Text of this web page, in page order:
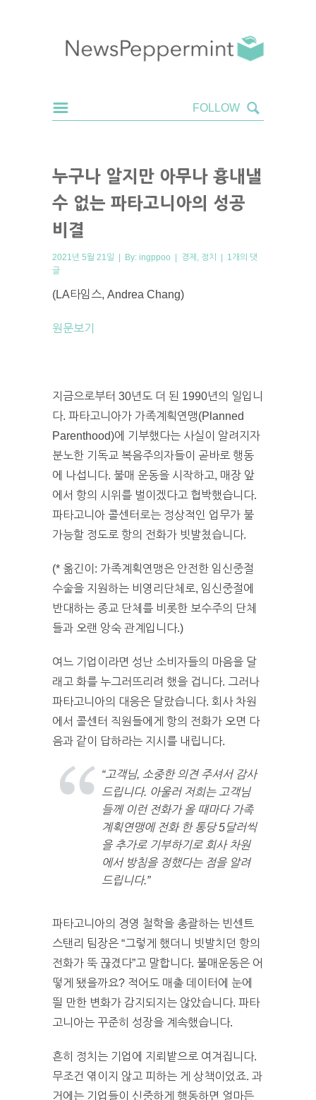
누구나 알지만 아무나 흉내낼
수 없는 파타고니아의 성공
비결
2021년 5월 21일 | By: ingppoo | 경제 정치 | 1개의 댓
글
(LA타임스, Andrea Chang)
원문보기
지금으로부터 30년도 더 된 1990년의 일입니
다. 파타고니아가 가족계획연맹(Planned
Parenthood)에 기부했다는 사실이 알려지자
분노한 기독교 복음주의자들이 곧바로 행동
에 나섭니다. 불매 운동을 시작하고, 매장 앞
에서 항의 시위를 벌이겠다고 협박했습니다.
파타고니아 콜센터로는 정상적인 업무가 불
가능할 정도로 항의 전화가 빗발쳤습니다.
(* 옮긴이: 가족계획연맹은 안전한 임신중절
수술을 지원하는 비영리단체로, 임신중절에
반대하는 종교 단체를 비롯한 보수주의 단체
들과 오랜 앙숙 관계입니다.)
여느 기업이라면 성난 소비자들의 마음을 달
래고 화를 누그러뜨리려 했을 겁니다. 그러나
파타고니아의 대응은 달랐습니다. 회사 차원
에서 콜센터 직원들에게 항의 전화가 오면 다
음과 같이 답하라는 지시를 내립니다.
“고객님, 소중한 의견 주셔서 감사
드립니다. 아울러 저희는 고객님
들께 이런 전화가 올 때마다 가족
계획연맹에 전화 한 통당 5달러씩
을 추가로 기부하기로 회사 차원
에서 방침을 정했다는 점을 알려
드립니다.”
파타고니아의 경영 철학을 총괄하는 빈센트
스탠리 팀장은 “그렇게 했더니 빗발치던 항의
전화가 뚝 끊겼다”고 말합니다. 불매운동은 어
떻게 됐을까요? 적어도 매출 데이터에 눈에
띌 만한 변화가 감지되지는 않았습니다. 파타
고니아는 꾸준히 성장을 계속했습니다.
흔히 정치는 기업에 지뢰밭으로 여겨집니다.
무조건 엮이지 않고 피하는 게 상책이었죠. 과
거에는 기업들이 신중하게 행동하면 얼마든